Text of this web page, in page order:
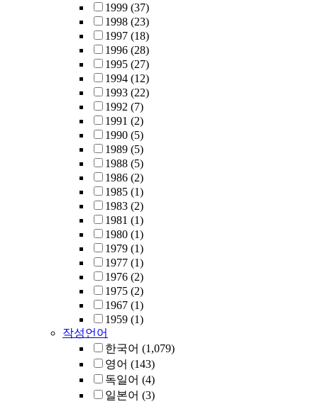
1999 (37)
1998 (23)
1997 (18)
1996 (28)
1995 (27)
1994 (12)
1993 (22)
1992 (7)
1991 (2)
1990 (5)
1989 (5)
1988 (5)
1986 (2)
1985 (1)
1983 (2)
1981 (1)
1980 (1)
1979 (1)
1977 (1)
1976 (2)
1975 (2)
1967 (1)
1959 (1)
작성언어
한국어 (1,079)
영어 (143)
독일어 (4)
일본어 (3)